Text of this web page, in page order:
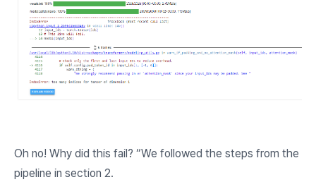
Oh no! Why did this fail? “We followed the steps from the
pipeline in section 2.